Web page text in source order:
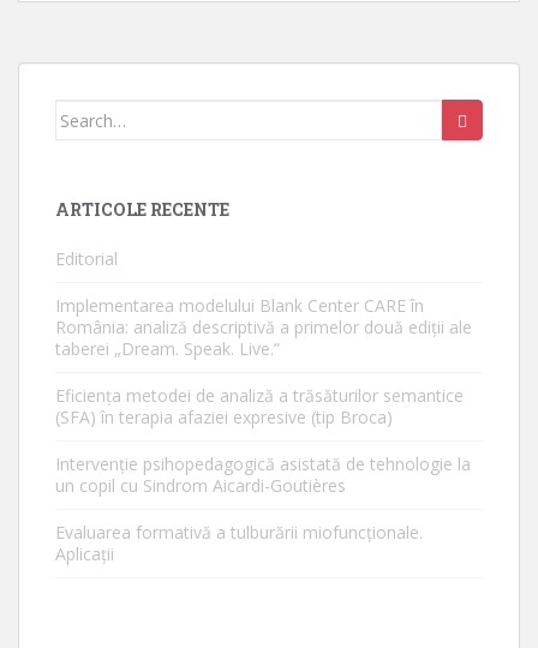
Search
ARTICOLE RECENTE
Editorial
Implementarea modelului Blank Center CARE în
România: analiză descriptivă a primelor două ediții ale
taberei „Dream. Speak. Live.”
Eficiența metodei de analiză a trăsăturilor semantice
(SFA) în terapia afaziei expresive (tip Broca)
Intervenție psihopedagogică asistată de tehnologie la
un copil cu Sindrom Aicardi-Goutières
Evaluarea formativă a tulburării miofuncționale.
Aplicații